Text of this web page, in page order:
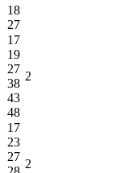
18
27
17
19
27
38
43
48
2
17
23
27
2